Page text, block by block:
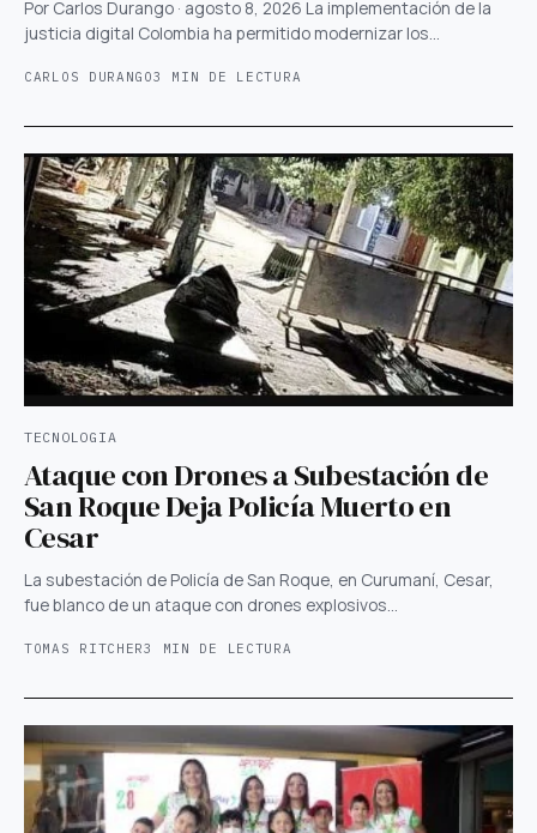
Por Carlos Durango · agosto 8, 2026 La implementación de la
justicia digital Colombia ha permitido modernizar los…
CARLOS DURANGO3 MIN DE LECTURA
TECNOLOGIA
Ataque con Drones a Subestación de
San Roque Deja Policía Muerto en
Cesar
La subestación de Policía de San Roque, en Curumaní, Cesar,
fue blanco de un ataque con drones explosivos…
TOMAS RITCHER3 MIN DE LECTURA